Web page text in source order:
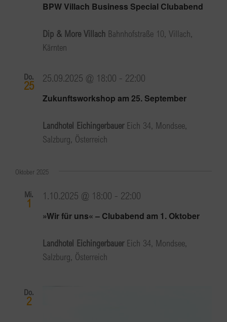
BPW Villach Business Special Clubabend
Dip & More Villach Bahnhofstraße 10, Villach,
Kärnten
Do.
25
Zukunftsworkshop am 25. September
25.09.2025 @ 18:00 - 22:00
Landhotel Eichingerbauer Eich 34, Mondsee,
Salzburg, Österreich
Oktober 2025
Mi.
1
»Wir für uns« – Clubabend am 1. Oktober
1.10.2025 @ 18:00 - 22:00
Landhotel Eichingerbauer Eich 34, Mondsee,
Salzburg, Österreich
Do.
2